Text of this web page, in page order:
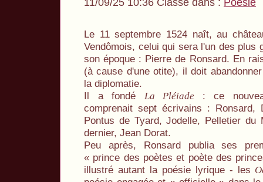
Le 11 septembre 1524 naît, au
Vendômois, celui qui sera l'un des plus
son époque : Pierre de Ronsard. En
(à cause d'une otite), il doit
la diplomatie.
Il a fondé La Pléiade : ce
comprenait sept écrivains : Ronsard,
Pontus de Tyard, Jodelle, Pelletier
dernier, Jean Dorat.
Peu après, Ronsard publia ses
« prince des poètes et poète des
illustré autant la poésie lyrique - les